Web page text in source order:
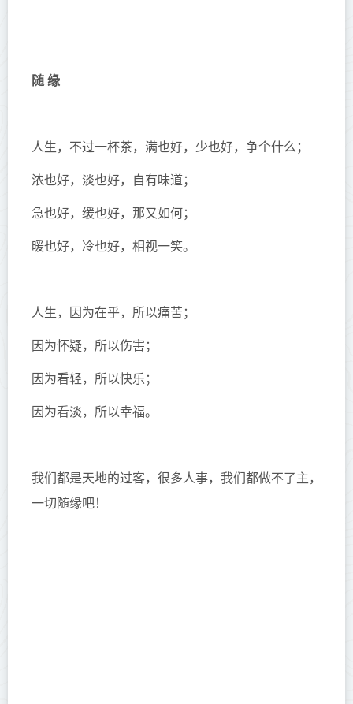
随 缘
人生，不过一杯茶，满也好，少也好，争个什么；
浓也好，淡也好，自有味道；
急也好，缓也好，那又如何；
暖也好，冷也好，相视一笑。
人生，因为在乎，所以痛苦；
因为怀疑，所以伤害；
因为看轻，所以快乐；
因为看淡，所以幸福。
我们都是天地的过客，很多人事，我们都做不了主，
一切随缘吧！